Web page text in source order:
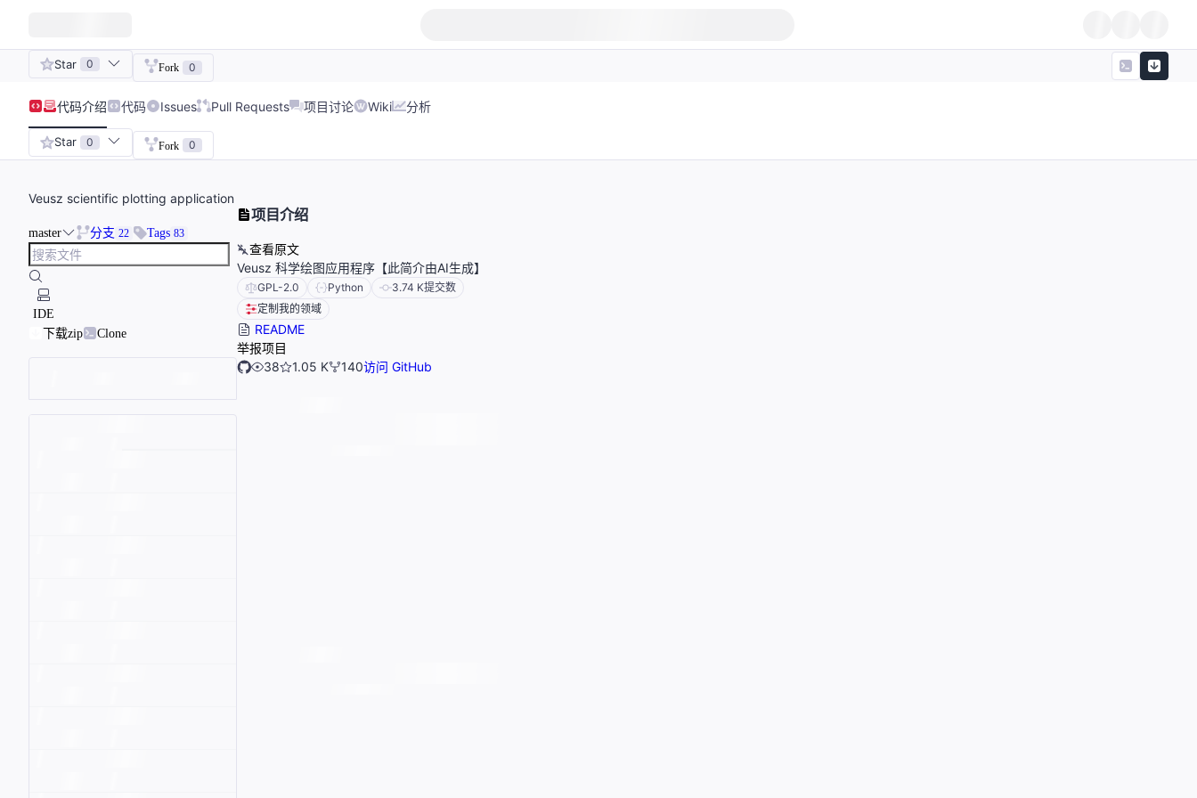
Star 0 Fork 0
代码介绍 代码 Issues Pull Requests 项目讨论 Wiki 分析
Star 0 Fork 0
Veusz scientific plotting application
master 分支 22 Tags 83
IDE
下载zip
Clone
项目介绍
查看原文
Veusz 科学绘图应用程序【此简介由AI生成】
GPL-2.0 Python 3.74 K提交数
定制我的领域
README
举报项目
38
1.05 K 140访问 GitHub